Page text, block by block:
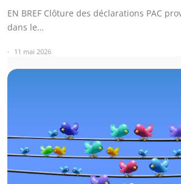
EN BREF Clôture des déclarations PAC
dans le…
11 mai 2026